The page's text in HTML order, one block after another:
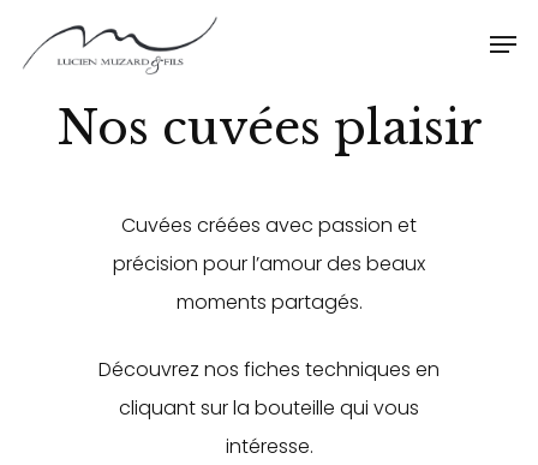
Nos cuvées plaisir
Cuvées créées avec passion et
précision pour l’amour des beaux
moments partagés.
Découvrez nos fiches techniques en
cliquant sur la bouteille qui vous
intéresse.